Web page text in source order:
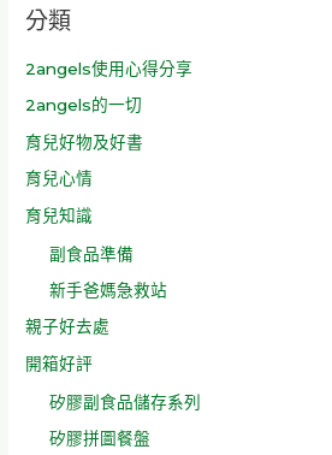
分類
2angels使用心得分享
2angels的一切
育兒好物及好書
育兒心情
育兒知識
副食品準備
新手爸媽急救站
親子好去處
開箱好評
矽膠副食品儲存系列
矽膠拼圖餐盤